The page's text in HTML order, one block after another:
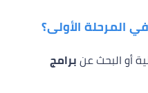
المرحلة الأولى؟
أو البحث عن برامج